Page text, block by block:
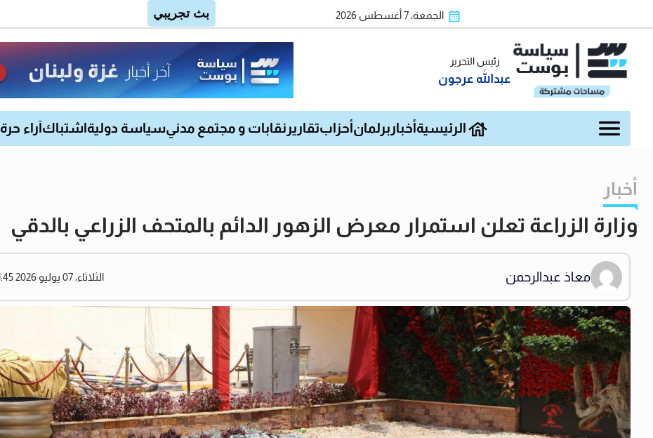
الجمعة، 7 أغسطس 2026
رئيس التحرير
عبدالله عرجون
الرئيسية أخبار برلمان أحزابتقارير نقابات و مجتمع مدنيسياسة دولية اشتباك آراء حرة
أخبار
وزارة الزراعة تعلن استمرار معرض الزهور الدائم بالمتحف الزراعي بالدقي
معاذ عبدالرحمن الثلاثاء، 07 يوليو 2026 01:45 مساءً